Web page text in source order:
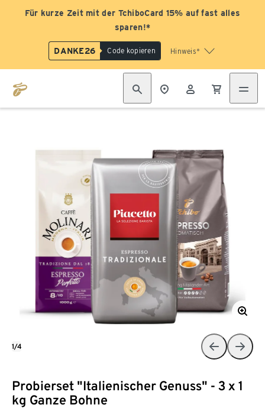
Für kurze Zeit mit der TchiboCard 15% auf fast alles
sparen!*
DANKE26 Code kopieren Hinweis*
Probierset "Italienischer Genuss" - 3 x 1
kg Ganze Bohne
1/4